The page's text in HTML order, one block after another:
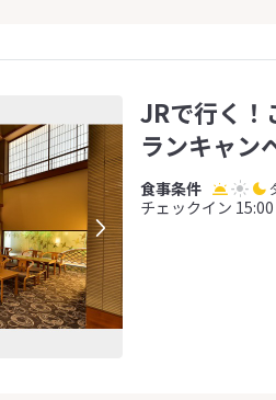
JRで行く！
ランキャン
チェックイン